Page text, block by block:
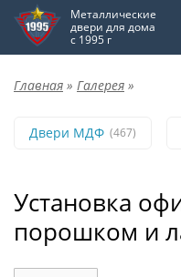
Металлические
двери для дома
с 1995 г
Главная » Галерея »
Двери МДФ (467)
Установка
порошком и